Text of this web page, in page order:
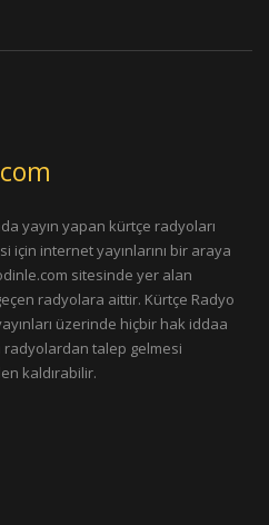
yayın yapan kürtçe radyoları
için internet yayınlarını bir araya
sitesinde yer alan
radyolara aittir. Kürtçe Radyo
üzerinde hiçbir hak iddaa
radyolardan talep gelmesi
kaldırabilir.